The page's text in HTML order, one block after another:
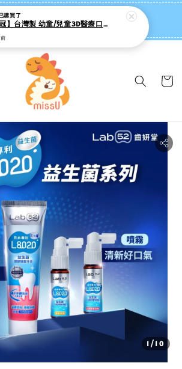
思悠官方旗艦店 ❤️ 迷粉招募中
我【追蹤社群送 $20 】
1 /10